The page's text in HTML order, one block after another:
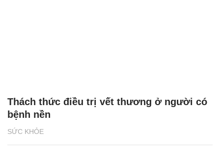
SỨC KHỎE
Thách thức điều trị vết thương ở người có
bệnh nền